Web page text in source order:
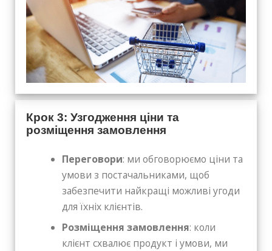
Крок 3: Узгодження ціни та
розміщення замовлення
Переговори: ми обговорюємо ціни та
умови з постачальниками, щоб
забезпечити найкращі можливі угоди
для їхніх клієнтів.
Розміщення замовлення: коли
клієнт схвалює продукт і умови, ми